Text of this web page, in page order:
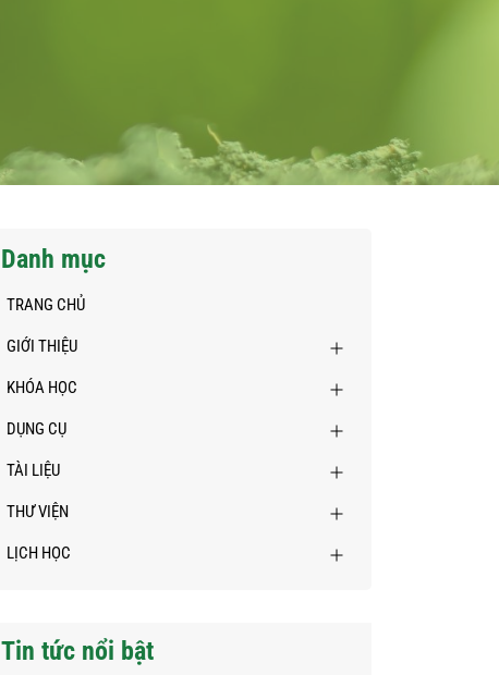
Danh mục
TRANG CHỦ
GIỚI THIỆU
KHÓA HỌC
DỤNG CỤ
TÀI LIỆU
THƯ VIỆN
LỊCH HỌC
Tin tức nổi bật